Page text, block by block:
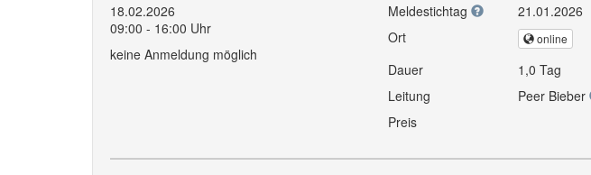
18.02.2026
09:00 - 16:00 Uhr
keine Anmeldung möglich
Meldestichtag
21.01.2026
Ort
online
Dauer
1,0 Tag
Leitung
Peer Bieber
Preis